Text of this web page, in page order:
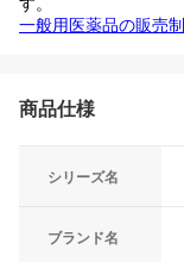
一般用医薬品の販売
商品仕様
シリーズ名
ブランド名